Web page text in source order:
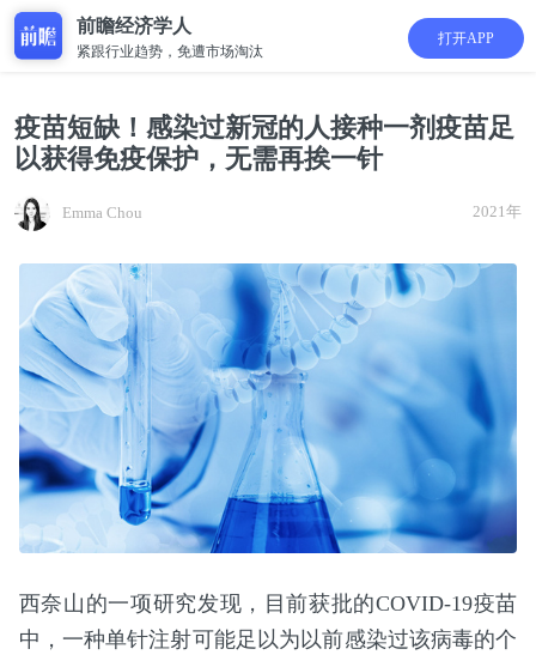
前瞻经济学人
紧跟行业趋势，免遭市场淘汰
打开APP
疫苗短缺！感染过新冠的人接种一剂疫苗足
以获得免疫保护，无需再挨一针
Emma Chou 2021年
西奈山的一项研究发现，目前获批的COVID-19疫苗
中，一种单针注射可能足以为以前感染过该病毒的个